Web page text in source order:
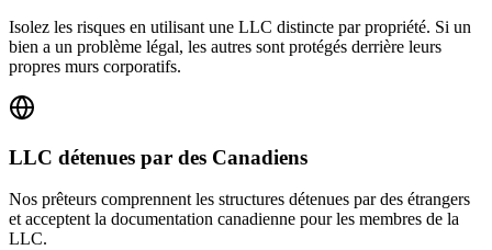
Isolez les risques en utilisant une LLC distincte par propriété. Si un
bien a un problème légal, les autres sont protégés derrière leurs
propres murs corporatifs.
LLC détenues par des Canadiens
Nos prêteurs comprennent les structures détenues par des étrangers
et acceptent la documentation canadienne pour les membres de la
LLC.